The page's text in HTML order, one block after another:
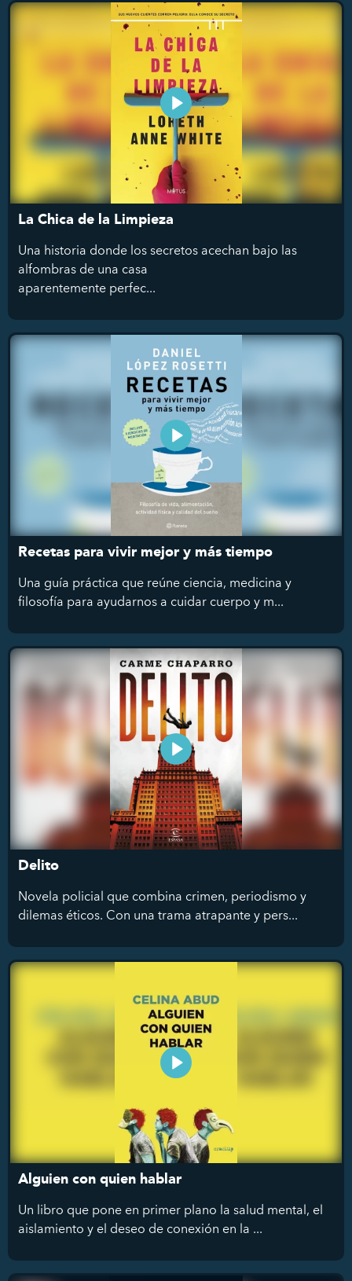
La Chica de la Limpieza
Una historia donde los secretos acechan bajo las
alfombras de una casa
aparentemente perfec...
Recetas para vivir mejor y más tiempo
Una guía práctica que reúne ciencia, medicina y
filosofía para ayudarnos a cuidar cuerpo y m...
Delito
Novela policial que combina crimen, periodismo y
dilemas éticos. Con una trama atrapante y pers...
Alguien con quien hablar
Un libro que pone en primer plano la salud mental, el
aislamiento y el deseo de conexión en la ...